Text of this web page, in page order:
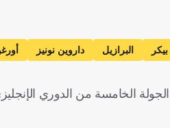
البرازيل داروين نونيز
الخامسة من الدوري الإنجليزي